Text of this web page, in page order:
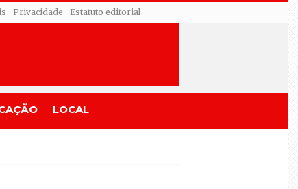
Privacidade Estatuto editorial
LOCAL